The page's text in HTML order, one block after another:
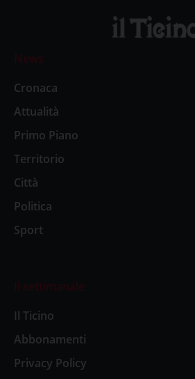
News
Cronaca
Attualità
Primo Piano
Territorio
Città
Politica
Sport
Il settimanale
Il Ticino
Abbonamenti
Privacy Policy